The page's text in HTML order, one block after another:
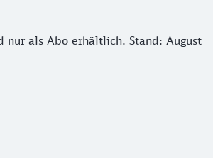
nur als Abo erhältlich. Stand: August